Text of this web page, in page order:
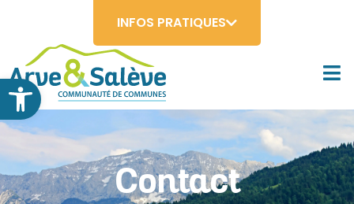
Ouvrir la barre d’outils
INFOS PRATIQUES
Contact